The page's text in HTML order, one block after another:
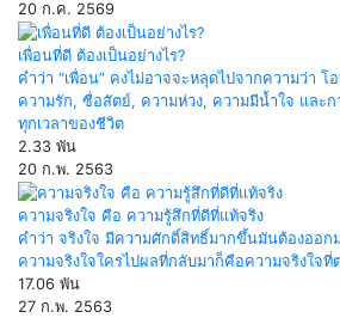
20 ก.ค. 2569
เพื่อนที่ดี ต้องเป็นอย่างไร?
คำว่า “เพื่อน” คงไม่อาจจะหลุดไปจากความว่า โ
ความรัก, ซื่อสัตย์, ความห่วง, ความมีน้ำใจ และก
ทุกเวลาของชีวิต
2.33 พัน
20 ก.พ. 2563
ความจริงใจ คือ ความรู้สึกที่ดีที่แท้จริง
คำว่า จริงใจ มีความศักดิ์สิทธิ์มากขึ้นมันต้องออก
ความจริงใจใครไปผลที่กลับมาก็คือความจริงใจที่
17.06 พัน
27 ก.พ. 2563